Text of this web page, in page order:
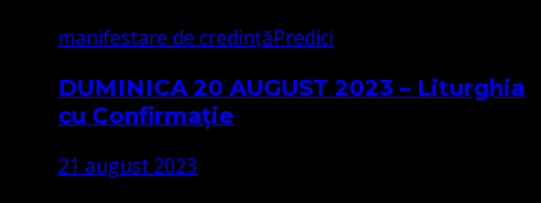
manifestare de credințăPredici
DUMINICA 20 AUGUST 2023 – Liturghia
cu Confirmație
21 august 2023